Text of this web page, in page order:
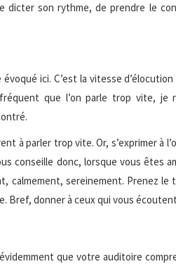
dicter son rythme, de prendre le
ici. C’est la vitesse
que l’on parle trop vite, je
à parler trop vite. Or, s’exprimer à
conseille donc, lorsque vous êtes
calmement, sereinement. Prenez le
Bref, donner à ceux qui vous
que votre auditoire